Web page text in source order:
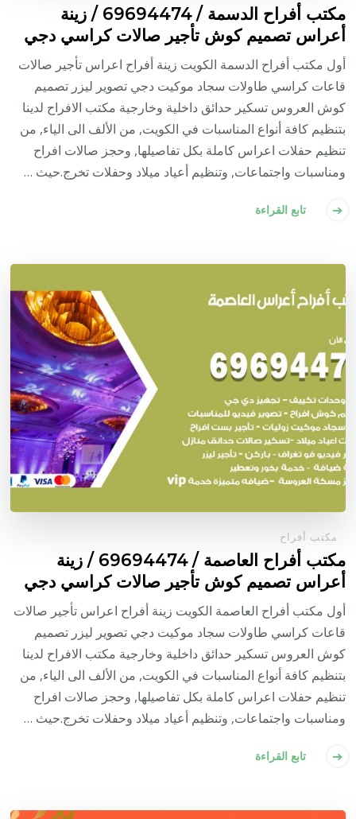
مكتب أفراح الدسمة / 69694474 / زينة
أعراس تصميم كوش تأجير صالات كراسي دجي
أول مكتب أفراح الدسمة الكويت زينة أفراح اعراس تأجير صالات
قاعات كراسي طاولات سجاد موكيت دجي تصوير ليزر تصميم
كوش العروس تسكير حدائق داخلية وخارجية مكتب الافراح لدينا
بتنظيم كافة أنواع المناسبات في الكويت, من الألف الى الياء, من
تنظيم حفلات اعراس كاملة بكل تفاصيلها, وحجز صالات افراح
ومناسبات واجتماعات, وتنظيم أعياد ميلاد وحفلات تخرج.حيث …
تابع القراءة
مكتب أفراح
مكتب أفراح العاصمة / 69694474 / زينة
أعراس تصميم كوش تأجير صالات كراسي دجي
أول مكتب أفراح العاصمة الكويت زينة أفراح اعراس تأجير صالات
قاعات كراسي طاولات سجاد موكيت دجي تصوير ليزر تصميم
كوش العروس تسكير حدائق داخلية وخارجية مكتب الافراح لدينا
بتنظيم كافة أنواع المناسبات في الكويت, من الألف الى الياء, من
تنظيم حفلات اعراس كاملة بكل تفاصيلها, وحجز صالات افراح
ومناسبات واجتماعات, وتنظيم أعياد ميلاد وحفلات تخرج.حيث …
تابع القراءة